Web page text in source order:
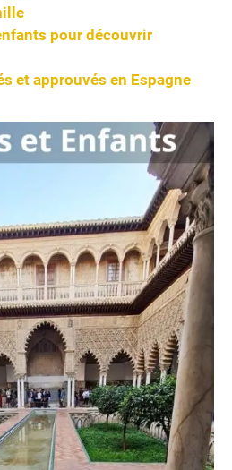
pour découvrir
et approuvés en Espagne